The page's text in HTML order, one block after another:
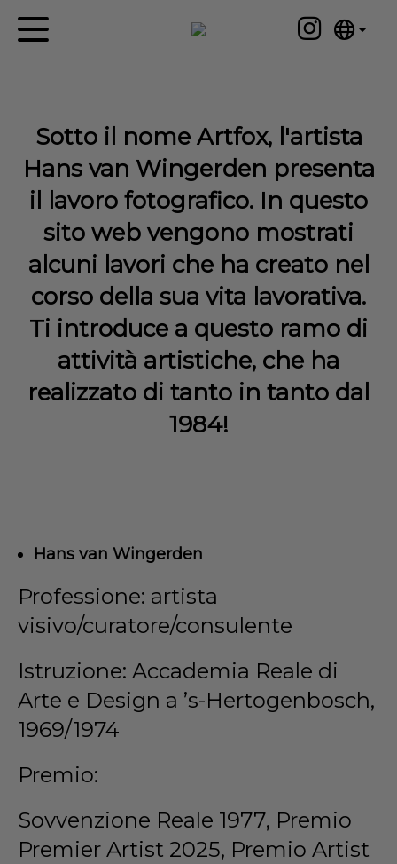
Português
汉语/中文
Русский
日本語
Deutsch
Français
Ελληνικά
Svenska
Opere d'arte
Notizie
Su di me
Contatto
Sotto il nome Artfox, l'artista
Hans van Wingerden presenta
il lavoro fotografico. In questo
sito web vengono mostrati
alcuni lavori che ha creato nel
corso della sua vita lavorativa.
Ti introduce a questo ramo di
attività artistiche, che ha
realizzato di tanto in tanto dal
1984!
Hans van Wingerden
Professione: artista
visivo/curatore/consulente
Istruzione: Accademia Reale di
Arte e Design a ’s-Hertogenbosch,
1969/1974
Premio:
Sovvenzione Reale 1977, Premio
Premier Artist 2025, Premio Artist